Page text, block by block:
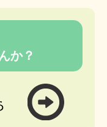
か？